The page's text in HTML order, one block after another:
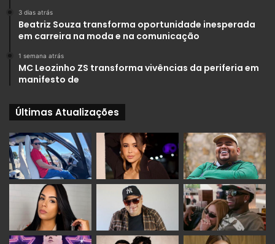
3 dias atrás
Beatriz Souza transforma oportunidade inesperada
em carreira na moda e na comunicação
1 semana atrás
MC Leozinho ZS transforma vivências da periferia em
manifesto de
Últimas Atualizações